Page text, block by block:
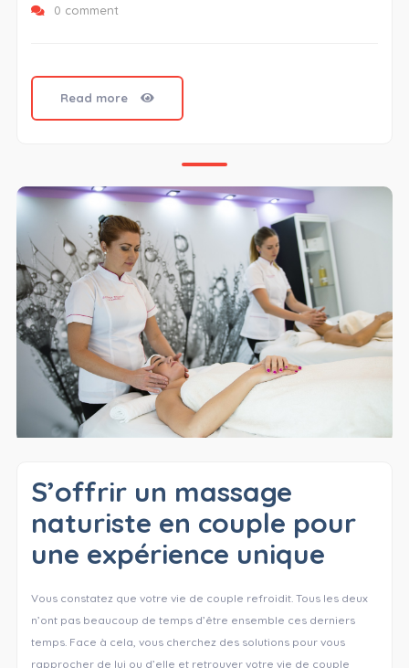
0 comment
Read more
S’offrir un massage
naturiste en couple pour
une expérience unique
Vous constatez que votre vie de couple refroidit. Tous les deux
n’ont pas beaucoup de temps d’être ensemble ces derniers
temps. Face à cela, vous cherchez des solutions pour vous
rapprocher de lui ou d’elle et retrouver votre vie de couple